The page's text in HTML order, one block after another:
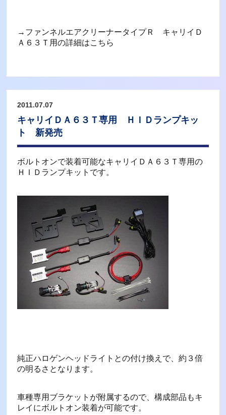
→ファンネルエアクリーナータイプＲ キャリイＤ
Ａ６３Ｔ用の詳細はこちら
2011.07.07
キャリイＤＡ６３Ｔ専用 ＨＩＤランプキッ
ト 新発売
ボルトオンで装着可能なキャリイＤＡ６３Ｔ専用の
ＨＩＤランプキットです。
純正ハロゲンヘッドライトとの付け換えで、約３倍
の明るさとなります。
車種専用ブラケットが附属するので、構成部品もキ
レイにボルトオン装着が可能です。